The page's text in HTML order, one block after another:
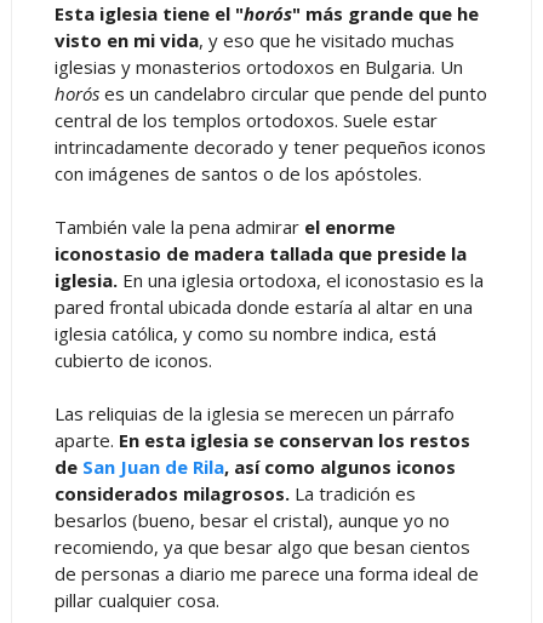
Esta iglesia tiene el "horós" más grande que he
visto en mi vida, y eso que he visitado muchas
iglesias y monasterios ortodoxos en Bulgaria. Un
horós es un candelabro circular que pende del punto
central de los templos ortodoxos. Suele estar
intrincadamente decorado y tener pequeños iconos
con imágenes de santos o de los apóstoles.
También vale la pena admirar el enorme
iconostasio de madera tallada que preside la
iglesia. En una iglesia ortodoxa, el iconostasio es la
pared frontal ubicada donde estaría al altar en una
iglesia católica, y como su nombre indica, está
cubierto de iconos.
Las reliquias de la iglesia se merecen un párrafo
aparte. En esta iglesia se conservan los restos
de San Juan de Rila, así como algunos iconos
considerados milagrosos. La tradición es
besarlos (bueno, besar el cristal), aunque yo no
recomiendo, ya que besar algo que besan cientos
de personas a diario me parece una forma ideal de
pillar cualquier cosa.